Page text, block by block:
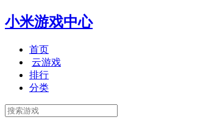
小米游戏中心
首页
云游戏
排行
分类